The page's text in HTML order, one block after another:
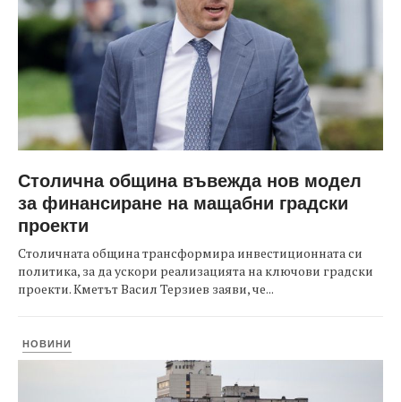
Столична община въвежда нов модел
за финансиране на мащабни градски
проекти
Столичната община трансформира инвестиционната си
политика, за да ускори реализацията на ключови градски
проекти. Кметът Васил Терзиев заяви, че...
НОВИНИ